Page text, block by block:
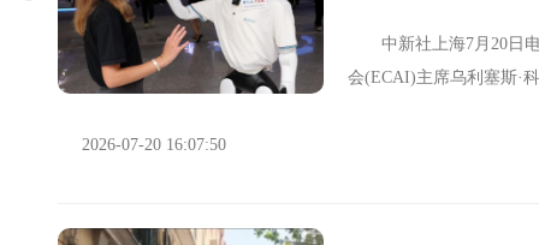
中新社上海7月20日
会(ECAI)主席乌利塞斯·科尔特斯 中新社记
2026-07-20 16:07:50